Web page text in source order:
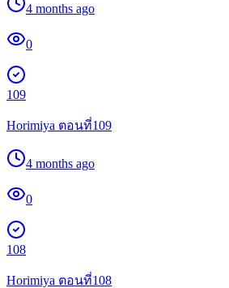
4 months ago
0
109
Horimiya ตอนที่109
4 months ago
0
108
Horimiya ตอนที่108